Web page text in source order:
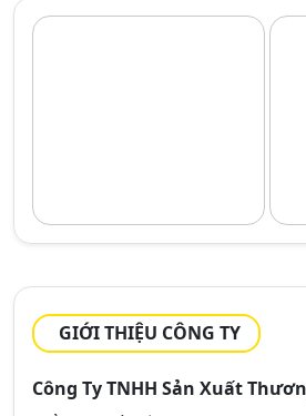
GIỚI THIỆU CÔNG TY
Công Ty TNHH Sản Xuất